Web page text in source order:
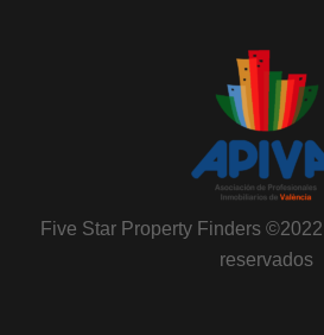
Five Star Property Finders
reservados